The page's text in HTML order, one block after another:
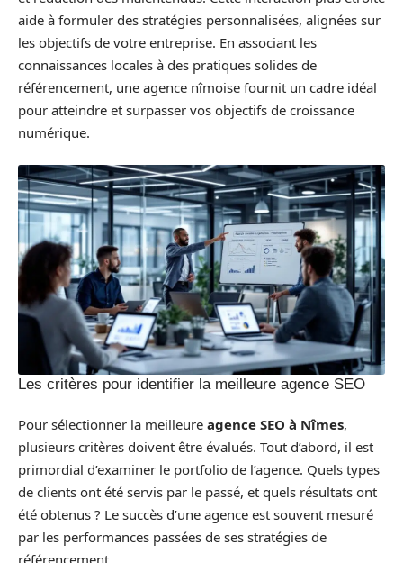
aide à formuler des stratégies personnalisées, alignées sur
les objectifs de votre entreprise. En associant les
connaissances locales à des pratiques solides de
référencement, une agence nîmoise fournit un cadre idéal
pour atteindre et surpasser vos objectifs de croissance
numérique.
Les critères pour identifier la meilleure agence SEO
Pour sélectionner la meilleure agence SEO à Nîmes,
plusieurs critères doivent être évalués. Tout d’abord, il est
primordial d’examiner le portfolio de l’agence. Quels types
de clients ont été servis par le passé, et quels résultats ont
été obtenus ? Le succès d’une agence est souvent mesuré
par les performances passées de ses stratégies de